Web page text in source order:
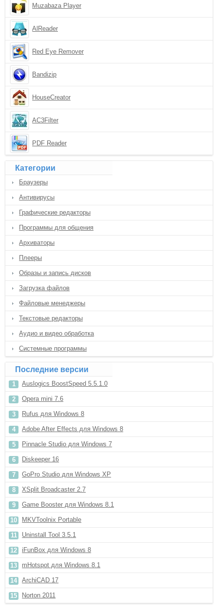
Muzabaza Player
AlReader
Red Eye Remover
Bandizip
HouseCreator
AC3Filter
PDF Reader
Категории
Браузеры
Антивирусы
Графические редакторы
Программы для общения
Архиваторы
Плееры
Образы и запись дисков
Загрузка файлов
Файловые менеджеры
Текстовые редакторы
Аудио и видео обработка
Системные программы
Последние версии
Auslogics BoostSpeed 5.5.1.0
Opera mini 7.6
Rufus для Windows 8
Adobe After Effects для Windows 8
Pinnacle Studio для Windows 7
Diskeeper 16
GoPro Studio для Windows XP
XSplit Broadcaster 2.7
Game Booster для Windows 8.1
MKVToolnix Portable
Uninstall Tool 3.5.1
iFunBox для Windows 8
mHotspot для Windows 8.1
ArchiCAD 17
Norton 2011